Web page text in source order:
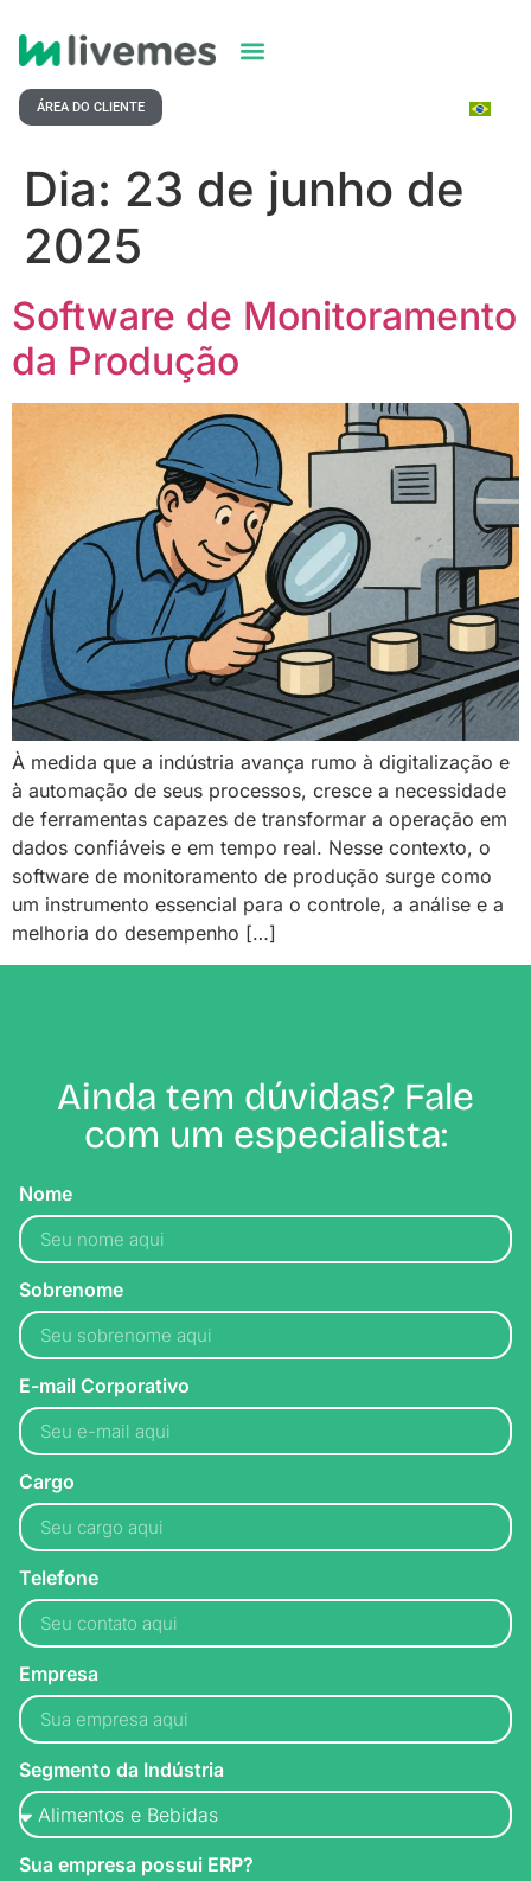
ÁREA DO CLIENTE
Dia: 23 de junho de
2025
Software de Monitoramento
da Produção
À medida que a indústria avança rumo à digitalização e
à automação de seus processos, cresce a necessidade
de ferramentas capazes de transformar a operação em
dados confiáveis e em tempo real. Nesse contexto, o
software de monitoramento de produção surge como
um instrumento essencial para o controle, a análise e a
melhoria do desempenho […]
Ainda tem dúvidas? Fale
com um especialista:
Nome
Sobrenome
E-mail Corporativo
Cargo
Telefone
Empresa
Segmento da Indústria
Sua empresa possui ERP?